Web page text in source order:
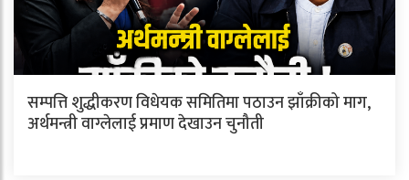
सम्पत्ति शुद्धीकरण विधेयक समितिमा पठाउन झाँक्रीको माग,
अर्थमन्त्री वाग्लेलाई प्रमाण देखाउन चुनौती